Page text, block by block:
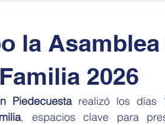
la
2026
Piedecuesta realizó los días
, espacios clave para